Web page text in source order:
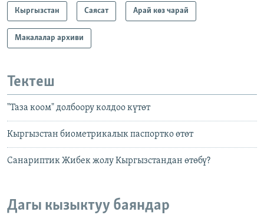
Кыргызстан Саясат Арай көз чарай
Макалалар архиви
Тектеш
"Таза коом" долбоору колдоо күтөт
Кыргызстан биометрикалык паспортко өтөт
Санариптик Жибек жолу Кыргызстандан өтөбү?
Дагы кызыктуу баяндар